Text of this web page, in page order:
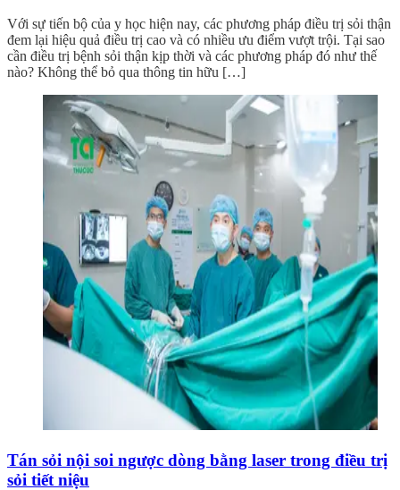
Với sự tiến bộ của y học hiện nay, các phương pháp điều trị sỏi thận
đem lại hiệu quả điều trị cao và có nhiều ưu điểm vượt trội. Tại sao
cần điều trị bệnh sỏi thận kịp thời và các phương pháp đó như thế
nào? Không thể bỏ qua thông tin hữu […]
Tán sỏi nội soi ngược dòng bằng laser trong điều trị
sỏi tiết niệu